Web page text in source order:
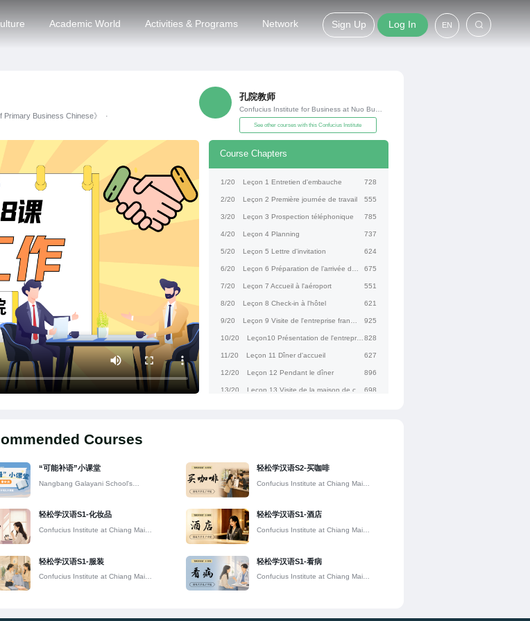
Academic World Activities & Programs Network Sign Up Log In EN
Business Chinese》
·
孔院教师
See other courses with this Confucius Institute
Course Chapters
1/20 Leçon 1 Entretien d'embauche 728
2/20 Leçon 2 Première journée de travail 555
3/20 Leçon 3 Prospection téléphonique 785
4/20 Leçon 4 Planning 737
5/20 Leçon 5 Lettre d'invitation 624
6/20 675
7/20 Leçon 7 Accueil à l'aéroport 551
8/20 Leçon 8 Check-in à l'hôtel 621
9/20 925
10/20 828
11/20 Leçon 11 Dîner d'accueil 627
12/20 Leçon 12 Pendant le dîner 896
13/20 698
18/20 Leçon 18 L'organisation du travail
19/20 Leçon19 Shopping
20/20
Courses
“可能补语”小课堂
Nangbang Galayani School's
轻松学汉语S2-买咖啡
Confucius Institute at Chiang Mai
轻松学汉语S1-化妆品
Confucius Institute at Chiang Mai
轻松学汉语S1-酒店
Confucius Institute at Chiang Mai
轻松学汉语S1-服装
Confucius Institute at Chiang Mai
轻松学汉语S1-看病
Confucius Institute at Chiang Mai